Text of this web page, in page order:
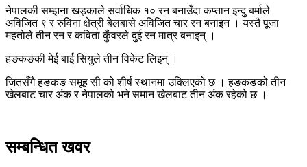
नेपालकी सम्झना खड्काले सर्वाधिक १० रन बनाउँदा कप्तान इन्दु बर्माले
अविजित ९ र रुविना क्षेत्री बेलबासे अविजित चार रन बनाइन । यस्तै पूजा
महतोले तीन रन र कविता कुँवरले दुई रन मात्र बनाइन् ।
हङकङकी मेई बाई सियुले तीन विकेट लिइन् ।
जितसँगै हङकङ समूह सी को शीर्ष स्थानमा उक्लिएको छ । हङकङको तीन
खेलबाट चार अंक र नेपालको भने समान खेलबाट तीन अंक रहेको छ ।
सम्बन्धित खवर